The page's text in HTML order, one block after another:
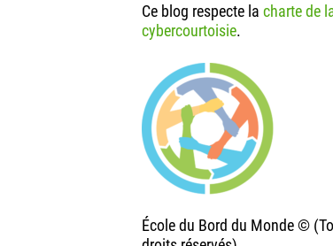
Ce blog respecte la charte de
cybercourtoisie.
École du Bord du Monde ©